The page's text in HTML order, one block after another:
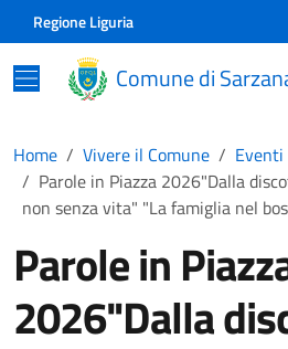
Skip to main content
Comune di Sarzana
Regione Liguria
Comune di
Home Vivere il Comune Eventi
Parole in Piazza 2026"Dalla
non senza vita" "La famiglia nel
Parole in
2026"Dalla